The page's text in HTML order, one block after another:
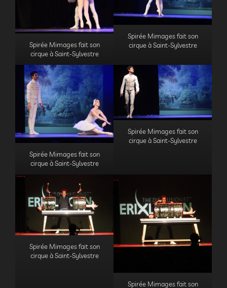
Spirée Mimages fait son
cirque à Saint-Sylvestre
Spirée Mimages fait son
cirque à Saint-Sylvestre
Spirée Mimages fait son
cirque à Saint-Sylvestre
Spirée Mimages fait son
cirque à Saint-Sylvestre
Spirée Mimages fait son
cirque à Saint-Sylvestre
Spirée Mimages fait son